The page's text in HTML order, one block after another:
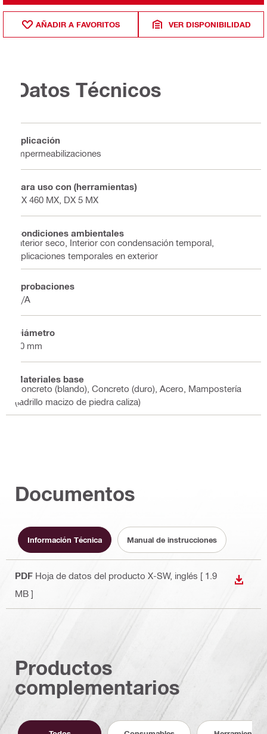
AÑADIR A FAVORITOS VER DISPONIBILIDAD
Datos Técnicos
Aplicación
Impermeabilizaciones
Para uso con (herramientas)
DX 460 MX, DX 5 MX
Condiciones ambientales
Interior seco, Interior con condensación temporal,
Aplicaciones temporales en exterior
Aprobaciones
N/A
Diámetro
60 mm
Materiales base
Concreto (blando), Concreto (duro), Acero, Mampostería
(ladrillo macizo de piedra caliza)
Documentos
Información Técnica Manual de instrucciones
PDF Hoja de datos del producto X-SW, inglés [ 1.9
MB ]
Productos
complementarios